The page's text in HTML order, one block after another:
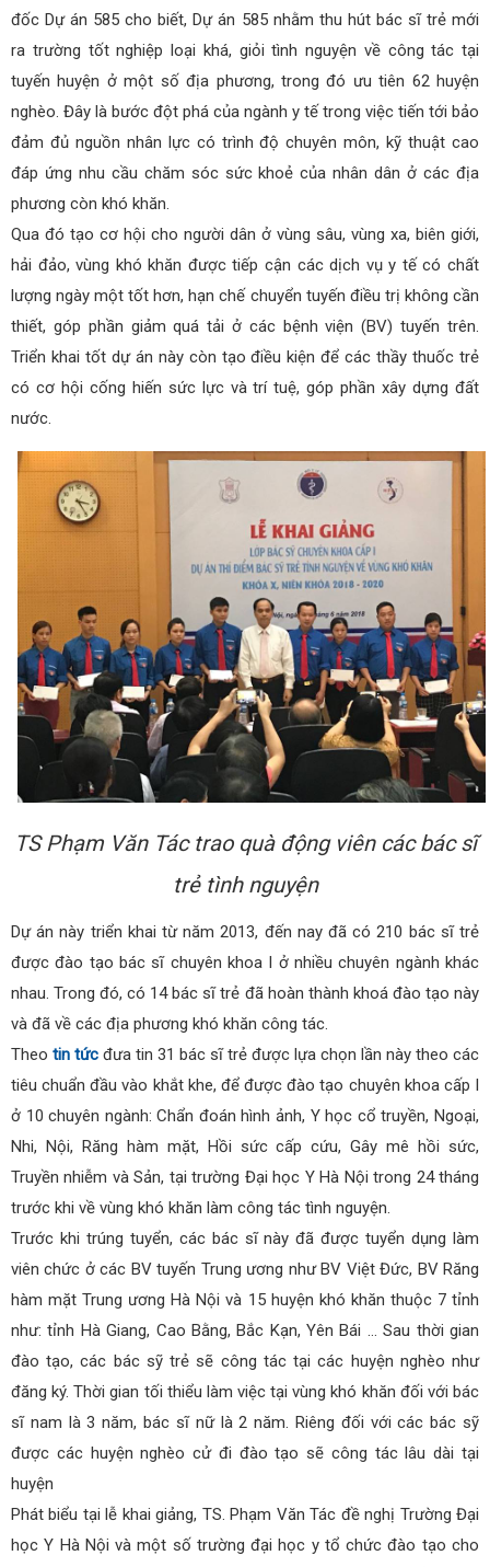
đốc Dự án 585 cho biết, Dự án 585 nhằm thu hút bác sĩ trẻ mới
ra trường tốt nghiệp loại khá, giỏi tình nguyện về công tác tại
tuyến huyện ở một số địa phương, trong đó ưu tiên 62 huyện
nghèo. Đây là bước đột phá của ngành y tế trong việc tiến tới bảo
đảm đủ nguồn nhân lực có trình độ chuyên môn, kỹ thuật cao
đáp ứng nhu cầu chăm sóc sức khoẻ của nhân dân ở các địa
phương còn khó khăn.
Qua đó tạo cơ hội cho người dân ở vùng sâu, vùng xa, biên giới,
hải đảo, vùng khó khăn được tiếp cận các dịch vụ y tế có chất
lượng ngày một tốt hơn, hạn chế chuyển tuyến điều trị không cần
thiết, góp phần giảm quá tải ở các bệnh viện (BV) tuyến trên.
Triển khai tốt dự án này còn tạo điều kiện để các thầy thuốc trẻ
có cơ hội cống hiến sức lực và trí tuệ, góp phần xây dựng đất
nước.
TS Phạm Văn Tác trao quà động viên các bác sĩ
trẻ tình nguyện
Dự án này triển khai từ năm 2013, đến nay đã có 210 bác sĩ trẻ
được đào tạo bác sĩ chuyên khoa I ở nhiều chuyên ngành khác
nhau. Trong đó, có 14 bác sĩ trẻ đã hoàn thành khoá đào tạo này
và đã về các địa phương khó khăn công tác.
Theo tin tức đưa tin 31 bác sĩ trẻ được lựa chọn lần này theo các
tiêu chuẩn đầu vào khắt khe, để được đào tạo chuyên khoa cấp I
ở 10 chuyên ngành: Chẩn đoán hình ảnh, Y học cổ truyền, Ngoại,
Nhi, Nội, Răng hàm mặt, Hồi sức cấp cứu, Gây mê hồi sức,
Truyền nhiễm và Sản, tại trường Đại học Y Hà Nội trong 24 tháng
trước khi về vùng khó khăn làm công tác tình nguyện.
Trước khi trúng tuyển, các bác sĩ này đã được tuyển dụng làm
viên chức ở các BV tuyến Trung ương như BV Việt Đức, BV Răng
hàm mặt Trung ương Hà Nội và 15 huyện khó khăn thuộc 7 tỉnh
như: tỉnh Hà Giang, Cao Bằng, Bắc Kạn, Yên Bái … Sau thời gian
đào tạo, các bác sỹ trẻ sẽ công tác tại các huyện nghèo như
đăng ký. Thời gian tối thiểu làm việc tại vùng khó khăn đối với bác
sĩ nam là 3 năm, bác sĩ nữ là 2 năm. Riêng đối với các bác sỹ
được các huyện nghèo cử đi đào tạo sẽ công tác lâu dài tại
huyện
Phát biểu tại lễ khai giảng, TS. Phạm Văn Tác đề nghị Trường Đại
học Y Hà Nội và một số trường đại học y tổ chức đào tạo cho